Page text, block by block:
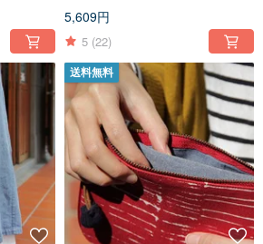
5,609円
5 (22)
送料無料